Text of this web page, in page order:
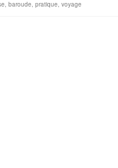
, baroude, pratique, voyage